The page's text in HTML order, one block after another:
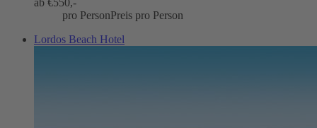
pro PersonPreis pro Person
Lordos Beach Hotel